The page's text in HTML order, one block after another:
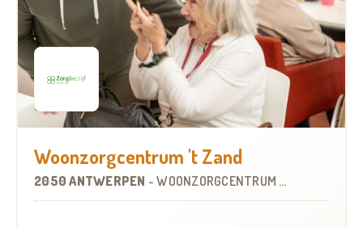
Woonzorgcentrum 't Zand
2050 ANTWERPEN -WOONZORGCENTRUM (WZC)